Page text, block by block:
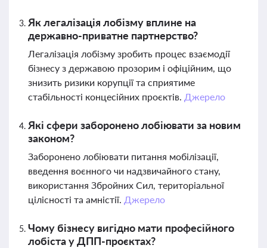
Як легалізація лобізму вплине на
державно-приватне партнерство?
Легалізація лобізму зробить процес взаємодії
бізнесу з державою прозорим і офіційним, що
знизить ризики корупції та сприятиме
стабільності концесійних проєктів. Джерело
Які сфери заборонено лобіювати за новим
законом?
Заборонено лобіювати питання мобілізації,
введення воєнного чи надзвичайного стану,
використання Збройних Сил, територіальної
цілісності та амністії. Джерело
Чому бізнесу вигідно мати професійного
лобіста у ДПП-проєктах?